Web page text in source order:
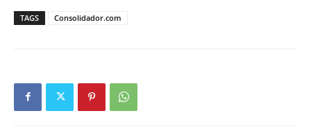
TAGS Consolidador.com